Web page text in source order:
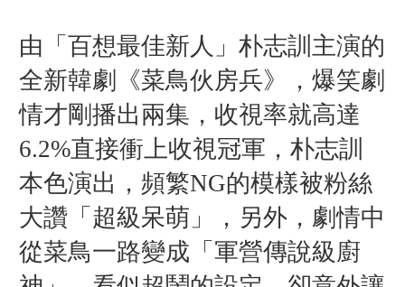
由「百想最佳新人」朴志訓主演的
全新韓劇《菜鳥伙房兵》，爆笑劇
情才剛播出兩集，收視率就高達
6.2%直接衝上收視冠軍，朴志訓
本色演出，頻繁NG的模樣被粉絲
大讚「超級呆萌」，另外，劇情中
從菜鳥一路變成「軍營傳說級廚